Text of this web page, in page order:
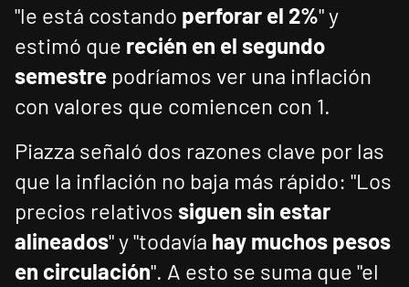
"le está costando perforar el 2%" y
estimó que recién en el segundo
semestre podríamos ver una inflación
con valores que comiencen con 1.
Piazza señaló dos razones clave por las
que la inflación no baja más rápido: "Los
precios relativos siguen sin estar
alineados" y "todavía hay muchos pesos
en circulación". A esto se suma que "el